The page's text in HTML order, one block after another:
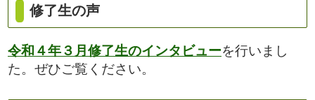
修了生の声
令和４年３月修了生のインタビューを行いまし
た。ぜひご覧ください。